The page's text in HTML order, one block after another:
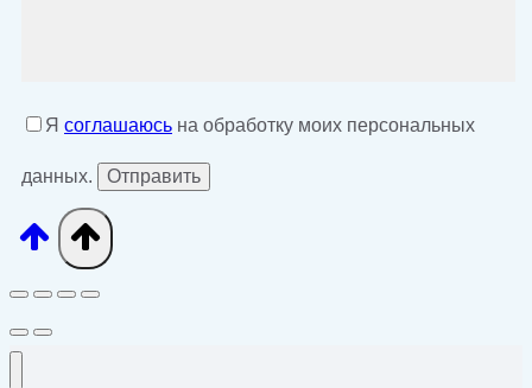
Я соглашаюсь на обработку моих персональных
данных.